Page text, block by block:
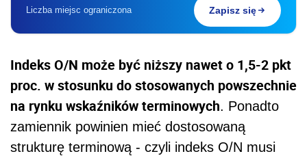
Liczba miejsc ograniczona Zapisz się
Indeks O/N może być niższy nawet o 1,5-2 pkt
proc. w stosunku do stosowanych powszechnie
na rynku wskaźników terminowych. Ponadto
zamiennik powinien mieć dostosowaną
strukturę terminową - czyli indeks O/N musi